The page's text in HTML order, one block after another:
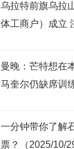
乌拉特前旗乌拉
体工商户）成立
曼晚：芒特想在
马奎尔仍缺席训
一分钟带你了解
票？（2025/10/